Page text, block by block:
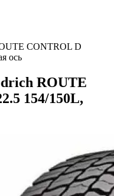
CONTROL D
ось
ROUTE
154/150L,